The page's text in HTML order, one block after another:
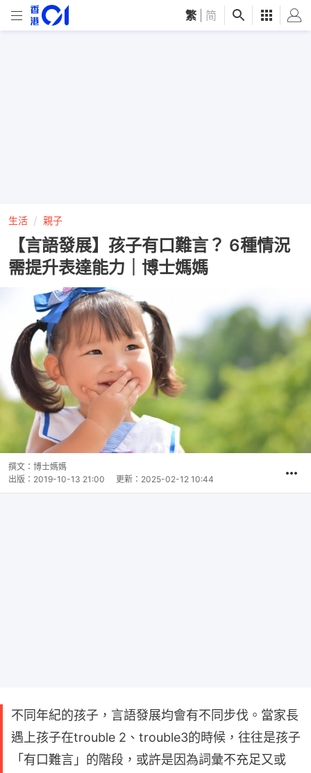
繁 简
生活 親子
【言語發展】孩子有口難言？ 6種情況
需提升表達能力｜博士媽媽
撰文： 博士媽媽
出版： 2019-10-13 21:00 更新： 2025-02-12 10:44
不同年紀的孩子，言語發展均會有不同步伐。當家長
遇上孩子在trouble 2、trouble3的時候，往往是孩子
「有口難言」的階段，或許是因為詞彙不充足又或